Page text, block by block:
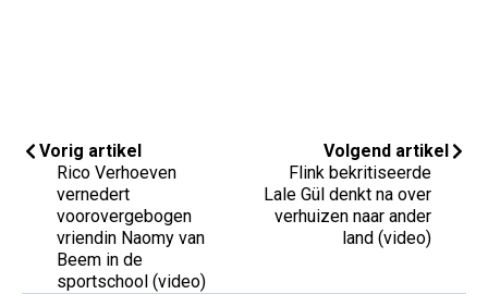
Vorig artikel
Rico Verhoeven
vernedert
voorovergebogen
vriendin Naomy van
Beem in de
sportschool (video)
Volgend artikel
Flink bekritiseerde
Lale Gül denkt na over
verhuizen naar ander
land (video)